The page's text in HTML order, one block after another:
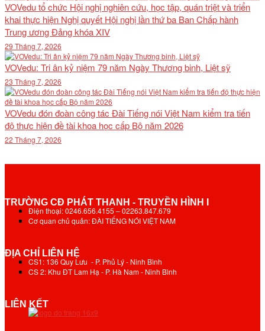
VOVedu tổ chức Hội nghị nghiên cứu, học tập, quán triệt và triển
khai thực hiện Nghị quyết Hội nghị lần thứ ba Ban Chấp hành
Trung ương Đảng khóa XIV
29 Tháng 7, 2026
VOVedu: Tri ân kỷ niệm 79 năm Ngày Thương binh, Liệt sỹ
23 Tháng 7, 2026
VOVedu đón đoàn công tác Đài Tiếng nói Việt Nam kiểm tra tiến
độ thực hiện đề tài khoa học cấp Bộ năm 2026
22 Tháng 7, 2026
TRƯỜNG CĐ PHÁT THANH - TRUYỀN HÌNH I
Điện thoại: 0246.656.4155 – 02263.847.679
Cơ quan chủ quản: ĐÀI TIẾNG NÓI VIỆT NAM
ĐỊA CHỈ LIÊN HỆ
CS1: 136 Quy Lưu - P. Phủ Lý - Ninh Bình
CS 2: Khu ĐT Lam Hạ - P. Hà Nam - Ninh Bình
LIÊN KẾT